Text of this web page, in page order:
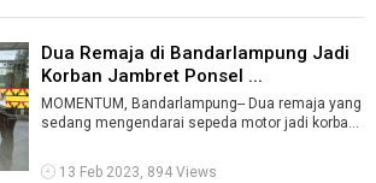
Dua Remaja di Bandarlampung Jadi
Korban Jambret Ponsel ...
MOMENTUM, Bandarlampung-- Dua remaja yang
sedang mengendarai sepeda motor jadi korban
13 Feb 2023, 894 Views